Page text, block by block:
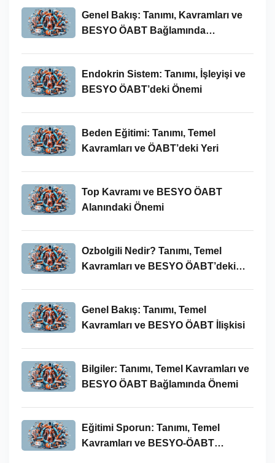
Genel Bakış: Tanımı, Kavramları ve
BESYO ÖABT Bağlamında
Endokrin Sistem: Tanımı, İşleyişi ve
BESYO ÖABT’deki Önemi
Beden Eğitimi: Tanımı, Temel
Kavramları ve ÖABT’deki Yeri
Top Kavramı ve BESYO ÖABT
Alanındaki Önemi
Ozbolgili Nedir? Tanımı, Temel
Kavramları ve BESYO ÖABT’deki
Genel Bakış: Tanımı, Temel
Kavramları ve BESYO ÖABT İlişkisi
Bilgiler: Tanımı, Temel Kavramları ve
BESYO ÖABT Bağlamında Önemi
Eğitimi Sporun: Tanımı, Temel
Kavramları ve BESYO-ÖABT